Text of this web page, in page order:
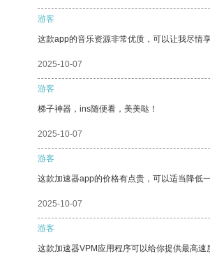
游客
这款app的音乐资源非常优质，可以让我尽情
2025-10-07
游客
梯子神器，ins随便看，美美哒！
2025-10-07
游客
这款加速器app的价格有点贵，可以适当降低
2025-10-07
游客
这款加速器VPM应用程序可以给你提供最高速